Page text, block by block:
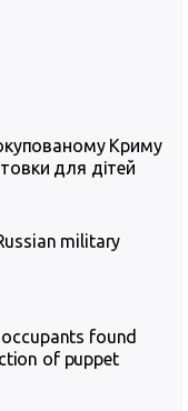
Криму
для дітей
military
found
of puppet